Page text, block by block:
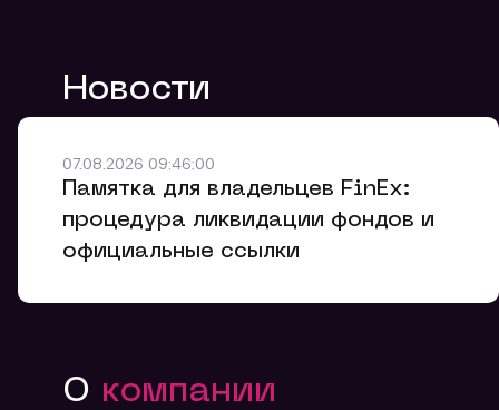
Новости
07.08.2026 09:46:00
Памятка для владельцев FinEx:
процедура ликвидации фондов и
официальные ссылки
О компании
Ваше